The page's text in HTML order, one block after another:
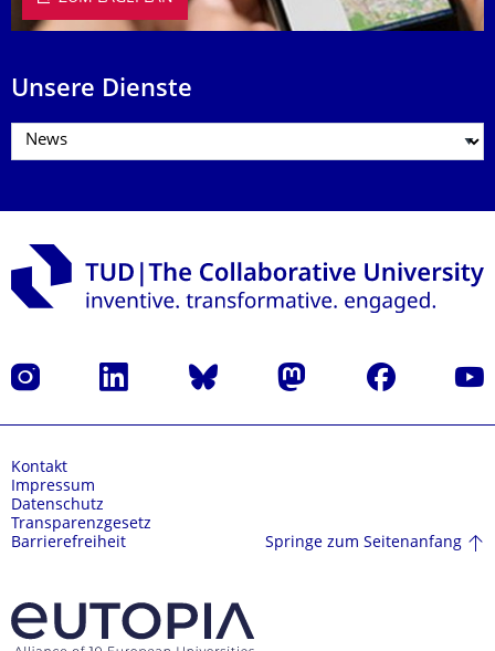
Unsere Dienste
Instagram LinkedIn Bluesky Mastodon Facebook
Kontakt
Impressum
Datenschutz
Transparenzgesetz
Barrierefreiheit
Springe zum Seitenanfang